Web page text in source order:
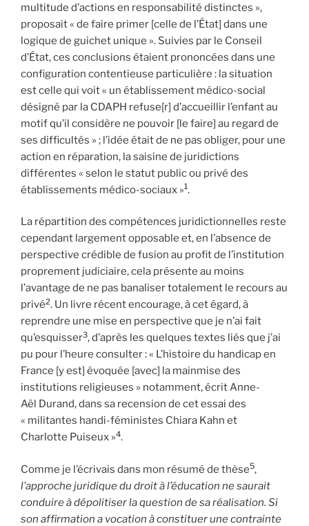
multitude d’actions en responsabilité distinctes »,
proposait « de faire primer [celle de l’État] dans une
logique de guichet unique ». Suivies par le Conseil
d’État, ces conclusions étaient prononcées dans une
configuration contentieuse particulière : la situation
est celle qui voit « un établissement médico-social
désigné par la CDAPH refuse[r] d’accueillir l’enfant au
motif qu’il considère ne pouvoir [le faire] au regard de
ses difficultés » ; l’idée était de ne pas obliger, pour une
action en réparation, la saisine de juridictions
différentes « selon le statut public ou privé des
établissements médico-sociaux »1.
La répartition des compétences juridictionnelles reste
cependant largement opposable et, en l’absence de
perspective crédible de fusion au profit de l’institution
proprement judiciaire, cela présente au moins
l’avantage de ne pas banaliser totalement le recours au
privé2. Un livre récent encourage, à cet égard, à
reprendre une mise en perspective que je n’ai fait
qu’esquisser3, d’après les quelques textes liés que j’ai
pu pour l’heure consulter : « L’histoire du handicap en
France [y est] évoquée [avec] la mainmise des
institutions religieuses » notamment, écrit Anne-
Aël Durand, dans sa recension de cet essai des
« militantes handi-féministes Chiara Kahn et
Charlotte Puiseux »4.
Comme je l’écrivais dans mon résumé de thèse5,
l’approche juridique du droit à l’éducation ne saurait
conduire à dépolitiser la question de sa réalisation. Si
son affirmation a vocation à constituer une contrainte